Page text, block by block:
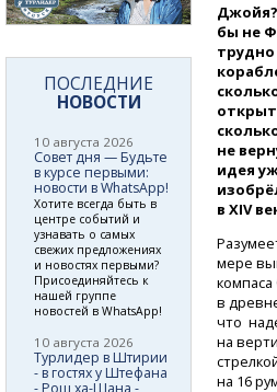
Джойя?
бы не
трудно
не
идея
в XIV
мере
в
что
на
на 16
ПОСЛЕДНИЕ
НОВОСТИ
10 августа 2026
Совет дня — Будьте
в курсе первыми:
новости в WhatsApp!
Хотите всегда быть в
центре событий и
узнавать о самых
свежих предложениях
и новостях первыми?
Присоединяйтесь к
нашей группе
новостей в WhatsApp!
10 августа 2026
Турлидер в Штирии
- в гостях у Штефана
- Рош ха-Шана -